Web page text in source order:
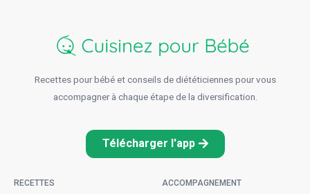
Recettes pour bébé et conseils de diététiciennes pour vous
accompagner à chaque étape de la diversification.
Télécharger l'app
RECETTES ACCOMPAGNEMENT